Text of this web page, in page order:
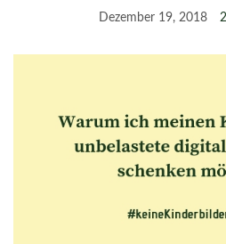
Dezember 19, 2018